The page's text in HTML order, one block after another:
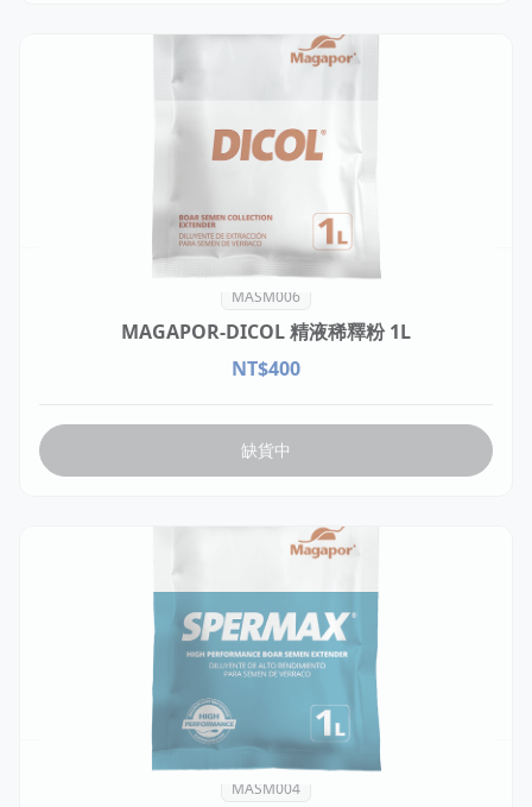
MASM006
MAGAPOR-DICOL 精液稀釋粉 1L
NT$400
缺貨中
MASM004